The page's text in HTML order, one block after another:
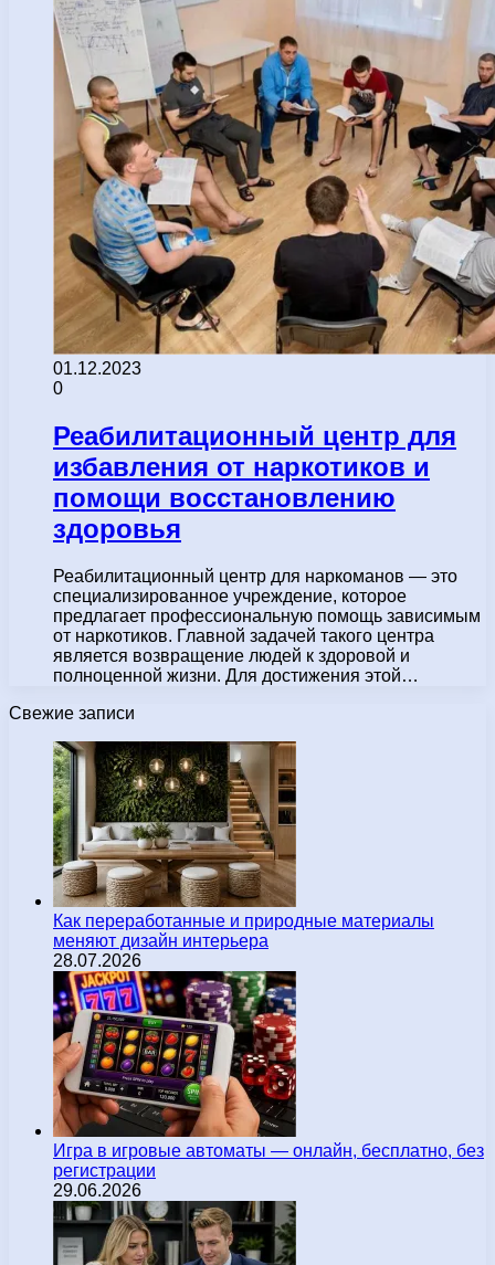
01.12.2023
0
Реабилитационный центр для
избавления от наркотиков и
помощи восстановлению
здоровья
Реабилитационный центр для наркоманов — это
специализированное учреждение, которое
предлагает профессиональную помощь зависимым
от наркотиков. Главной задачей такого центра
является возвращение людей к здоровой и
полноценной жизни. Для достижения этой…
Свежие записи
Как переработанные и природные материалы
меняют дизайн интерьера
28.07.2026
Игра в игровые автоматы — онлайн, бесплатно, без
регистрации
29.06.2026